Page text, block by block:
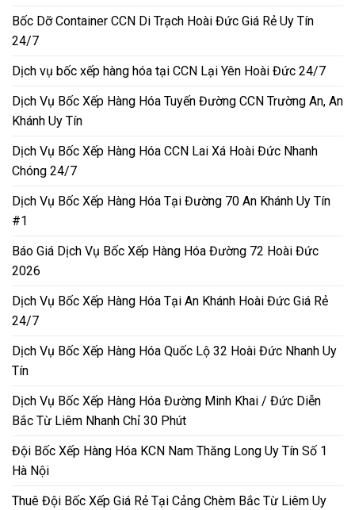
Bốc Dỡ Container CCN Di Trạch Hoài Đức Giá Rẻ Uy Tín
24/7
Dịch vụ bốc xếp hàng hóa tại CCN Lại Yên Hoài Đức 24/7
Dịch Vụ Bốc Xếp Hàng Hóa Tuyến Đường CCN Trường An, An
Khánh Uy Tín
Dịch Vụ Bốc Xếp Hàng Hóa CCN Lai Xá Hoài Đức Nhanh
Chóng 24/7
Dịch Vụ Bốc Xếp Hàng Hóa Tại Đường 70 An Khánh Uy Tín
#1
Báo Giá Dịch Vụ Bốc Xếp Hàng Hóa Đường 72 Hoài Đức
2026
Dịch Vụ Bốc Xếp Hàng Hóa Tại An Khánh Hoài Đức Giá Rẻ
24/7
Dịch Vụ Bốc Xếp Hàng Hóa Quốc Lộ 32 Hoài Đức Nhanh Uy
Tín
Dịch Vụ Bốc Xếp Hàng Hóa Đường Minh Khai / Đức Diễn
Bắc Từ Liêm Nhanh Chỉ 30 Phút
Đội Bốc Xếp Hàng Hóa KCN Nam Thăng Long Uy Tín Số 1
Hà Nội
Thuê Đội Bốc Xếp Giá Rẻ Tại Cảng Chèm Bắc Từ Liêm Uy